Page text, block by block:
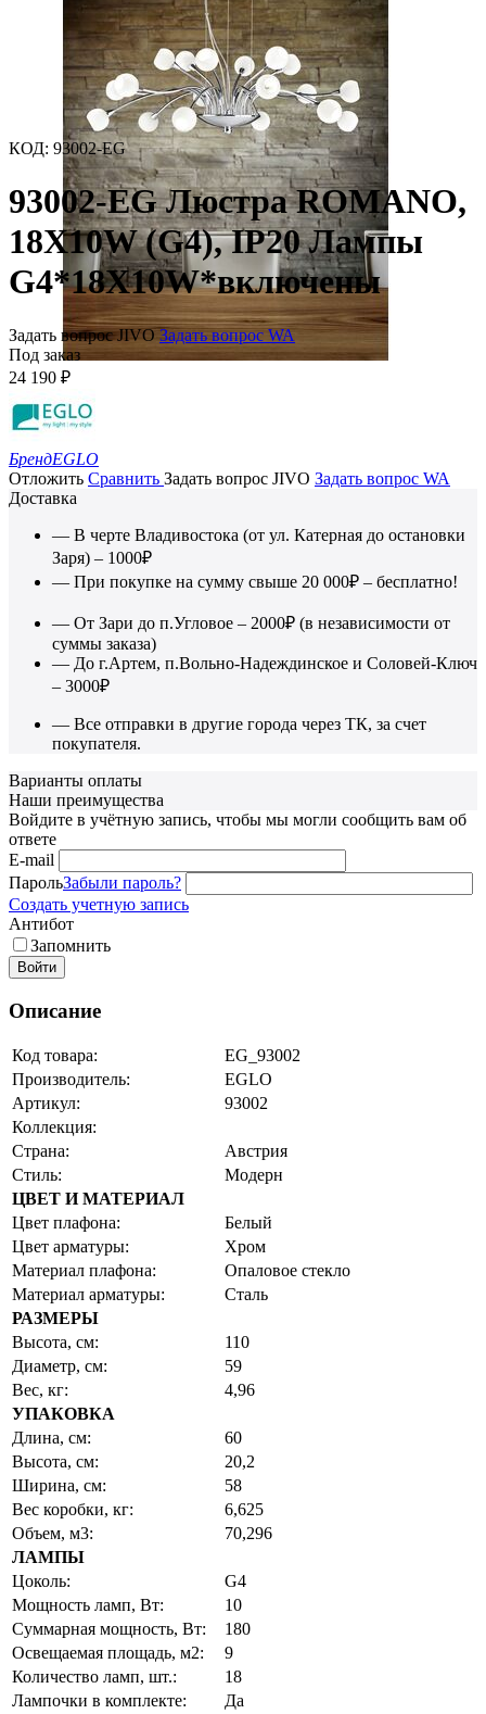
КОД: 93002-EG
93002-EG Люстра ROMANO,
18X10W (G4), IP20 Лампы
G4*18X10W*включены
Задать вопрос JIVO Задать вопрос WA
Под заказ
24 190 ₽
БрендEGLO
Отложить Сравнить Задать вопрос JIVO Задать вопрос WA
Доставка
— В черте Владивостока (от ул. Катерная до остановки
Заря) – 1000₽
— При покупке на сумму свыше 20 000₽ – бесплатно!
— От Зари до п.Угловое – 2000₽ (в независимости от
суммы заказа)
— До г.Артем, п.Вольно-Надеждинское и Соловей-Ключ
– 3000₽
— Все отправки в другие города через ТК, за счет
покупателя.
Варианты оплаты
Наши преимущества
Войдите в учётную запись, чтобы мы могли сообщить вам об
ответе
E-mail
ПарольЗабыли пароль?
Создать учетную запись
Антибот
Запомнить
Войти
Описание
Код товара:
EG_93002
Производитель:
EGLO
Артикул:
93002
Коллекция:
Страна:
Австрия
Стиль:
Модерн
ЦВЕТ И МАТЕРИАЛ
Цвет плафона:
Белый
Цвет арматуры:
Хром
Материал плафона:
Опаловое стекло
Материал арматуры:
Сталь
РАЗМЕРЫ
Высота, см:
110
Диаметр, см:
59
Вес, кг:
4,96
УПАКОВКА
Длина, см:
60
Высота, см:
20,2
Ширина, см:
58
Вес коробки, кг:
6,625
Объем, м3:
70,296
ЛАМПЫ
Цоколь:
G4
Мощность ламп, Вт:
10
Суммарная мощность, Вт:
180
Освещаемая площадь, м2:
9
Количество ламп, шт.:
18
Лампочки в комплекте:
Да